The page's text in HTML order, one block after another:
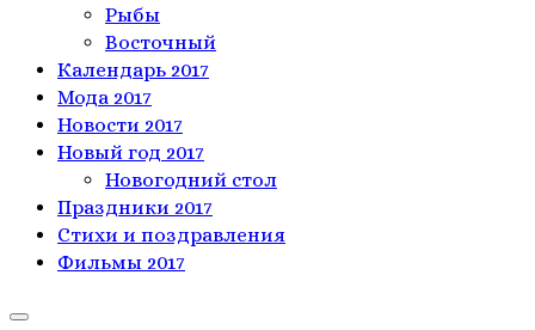
Рыбы
Восточный
Календарь 2017
Мода 2017
Новости 2017
Новый год 2017
Новогодний стол
Праздники 2017
Стихи и поздравления
Фильмы 2017